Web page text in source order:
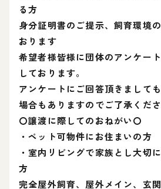
る方
身分証明書のご提示、飼育環境
おります
希望者様皆様に団体のアンケー
しております。
アンケートにご回答頂きまして
場合もありますのでご了承くださ
〇譲渡に際してのおねがい〇
・ペット可物件にお住まいの方
・室内リビングで家族とし大切
方
完全屋外飼育、屋外メイン、玄